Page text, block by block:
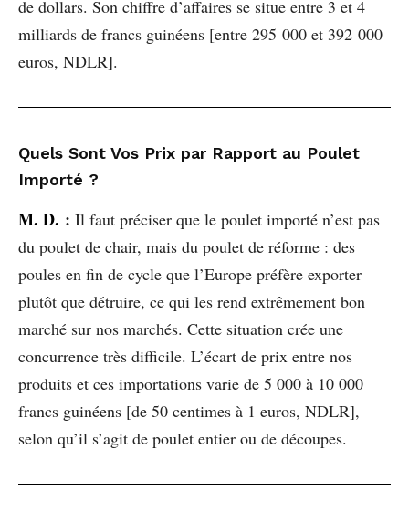
de dollars. Son chiffre d’affaires se situe entre 3 et 4
milliards de francs guinéens [entre 295 000 et 392 000
euros, NDLR].
Quels Sont Vos Prix par Rapport au Poulet
Importé ?
M. D. : Il faut préciser que le poulet importé n’est pas
du poulet de chair, mais du poulet de réforme : des
poules en fin de cycle que l’Europe préfère exporter
plutôt que détruire, ce qui les rend extrêmement bon
marché sur nos marchés. Cette situation crée une
concurrence très difficile. L’écart de prix entre nos
produits et ces importations varie de 5 000 à 10 000
francs guinéens [de 50 centimes à 1 euros, NDLR],
selon qu’il s’agit de poulet entier ou de découpes.